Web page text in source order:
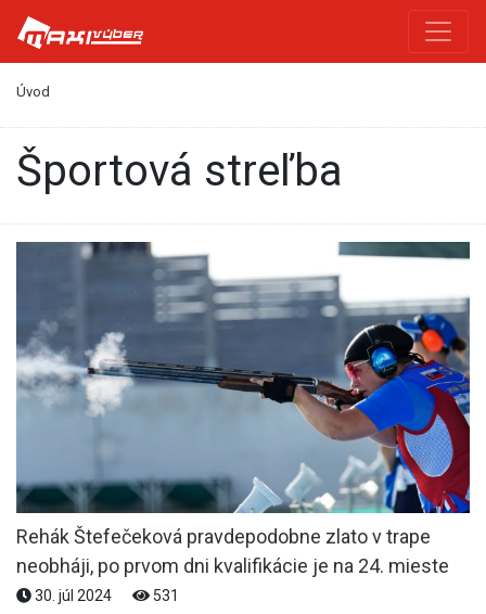
Úvod
Športová streľba
Rehák Štefečeková pravdepodobne zlato v trape
neobháji, po prvom dni kvalifikácie je na 24. mieste
30. júl 2024 531